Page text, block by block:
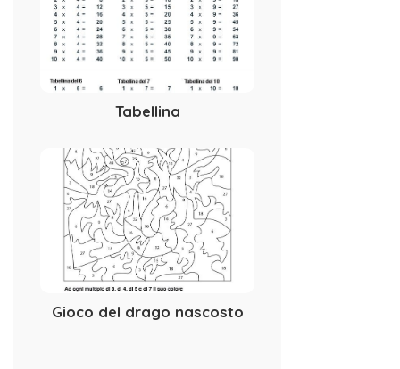
Tabellina
Gioco del drago nascosto